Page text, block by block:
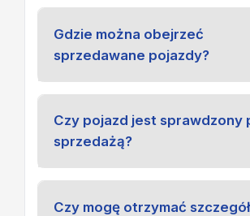
Gdzie można obejrzeć
sprzedawane pojazdy?
Czy pojazd jest sprawdzony
sprzedażą?
Czy mogę otrzymać